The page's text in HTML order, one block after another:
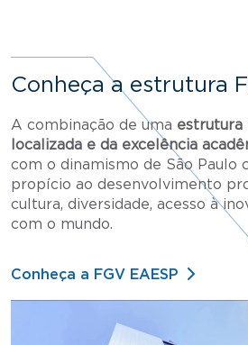
Conheça a estrutura
A combinação de uma estrutura
localizada e da excelência
com o dinamismo de São Paulo
propício ao desenvolvimento
cultura, diversidade, acesso à
com o mundo.
Conheça a FGV EAESP